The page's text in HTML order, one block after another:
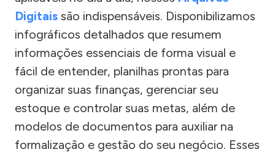
Digitais são indispensáveis. Disponibilizamos
infográficos detalhados que resumem
informações essenciais de forma visual e
fácil de entender, planilhas prontas para
organizar suas finanças, gerenciar seu
estoque e controlar suas metas, além de
modelos de documentos para auxiliar na
formalização e gestão do seu negócio. Esses